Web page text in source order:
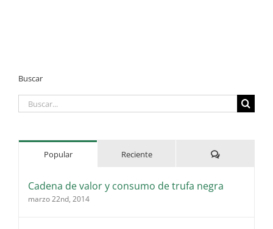
Buscar
Buscar:
Popular Reciente Comentarios
Cadena de valor y consumo de trufa negra
marzo 22nd, 2014